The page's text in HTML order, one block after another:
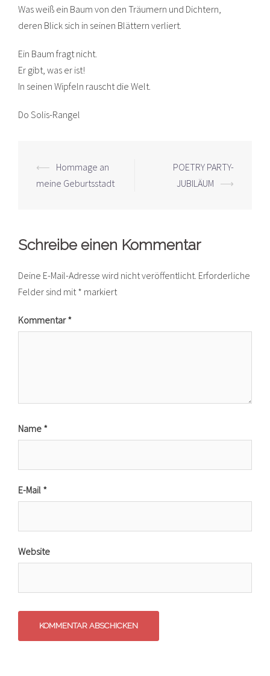
Was weiß ein Baum von den Träumern und Dichtern,
deren Blick sich in seinen Blättern verliert.
Ein Baum fragt nicht.
Er gibt, was er ist!
In seinen Wipfeln rauscht die Welt.
Do Solis-Rangel
Beitrags-
Navigation
⟵ Hommage an
meine Geburtsstadt
POETRY PARTY-
JUBILÄUM ⟶
Schreibe einen Kommentar
Deine E-Mail-Adresse wird nicht veröffentlicht. Erforderliche
Felder sind mit * markiert
Kommentar*
Name *
E-Mail *
Website